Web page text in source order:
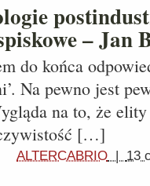
– Jan
do końca
Na pewno jest
na to, że
[…]
ALTERCABRIO | 13